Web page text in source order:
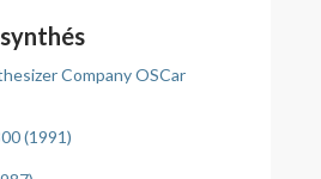
Company OSCar
(1991)